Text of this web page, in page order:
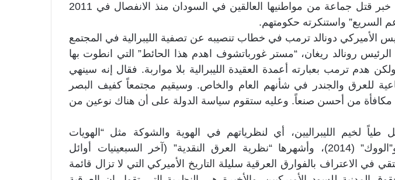
السودانية، وأهاج أهلها خبر قتل جماعة من مواطنيها العالقين في السودان منذ الانفصال في 2011
السريع” واستنكرته حكومتهم.
الأميركي دونالد ترمب في خطاب تنصيبه عن تصفية الليبرالية في المجتمع
رونالد ريغان، “مستر غورباتشوف اهدم هذا الحائط” التي انطوت بها
هدم ترمب بعبارته أعمدة العقيدة الليبرالية بلا مواربة. فقال إنه سينهي
للعرق والجندر في شأنهم العام والخاص. وسيقيم مجتمعاً كفيف البصر
مكافأة من أحسن صنعاً. وعليه ستقوم سياسة الدولة على أن هناك نوعين من
لخيم الليبراليين، أي لنظرياتهم في الهوية والشوكة مثل “الهويات
المتقاطعة” (1989)، و”الووك” (2014)، وأشهرها “نظرية العرق النقدية” (آخر السبعينيات أوائل
في الاعتراف بالفوارق العرقية سليلة التاريخ الأميركي التي لا تزال قائمة